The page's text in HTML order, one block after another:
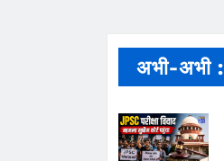
अभी-अभी :